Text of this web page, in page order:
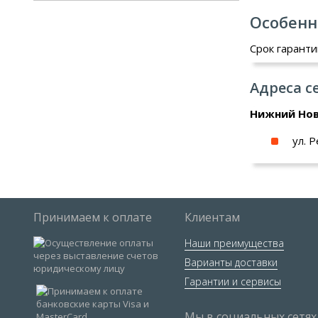
Срок
Адреса
Нижний
ул.
Принимаем к оплате Клиентам
Наши преимущества
Варианты доставки
Гарантии и сервисы